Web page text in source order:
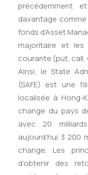
précédemment
davantage
fonds d’Asset
majoritaire et les
courante (put, call,
Ainsi, le State
(SAFE) est une
localisée à Hong-
change du pays
avec 20
aujourd’hui 3 200
change. Les
d’obtenir des